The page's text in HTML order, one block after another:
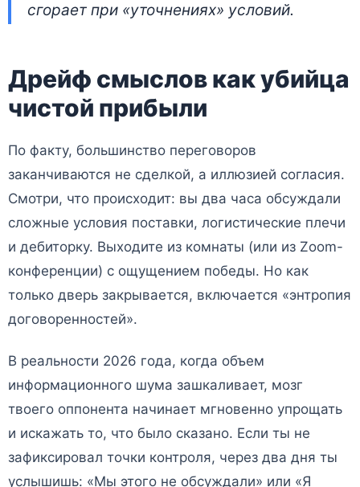
сгорает при «уточнениях» условий.
Дрейф смыслов как убийца
чистой прибыли
По факту, большинство переговоров
заканчиваются не сделкой, а иллюзией согласия.
Смотри, что происходит: вы два часа обсуждали
сложные условия поставки, логистические плечи
и дебиторку. Выходите из комнаты (или из Zoom-
конференции) с ощущением победы. Но как
только дверь закрывается, включается «энтропия
договоренностей».
В реальности 2026 года, когда объем
информационного шума зашкаливает, мозг
твоего оппонента начинает мгновенно упрощать
и искажать то, что было сказано. Если ты не
зафиксировал точки контроля, через два дня ты
услышишь: «Мы этого не обсуждали» или «Я